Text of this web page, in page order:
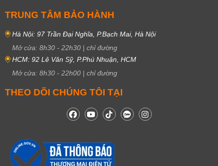
TRUNG TÂM BẢO HÀNH
Hà Nội: 97 Trần Đại Nghĩa, P.Bạch Mai, Hà Nội
Mở cửa: 8h30 - 22h30 | chỉ đường
HCM: 92 Lê Văn Sỹ, P.Phú Nhuận, HCM
Mở cửa: 8h30 - 22h00 | chỉ đường
THEO DÕI CHÚNG TÔI TẠI